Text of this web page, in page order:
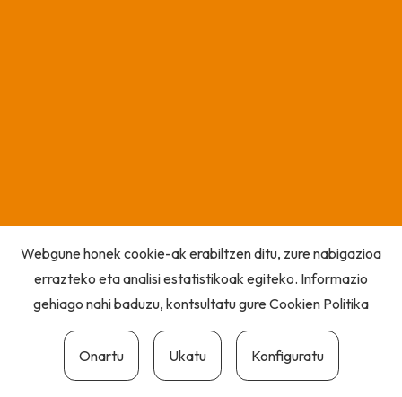
Webgune honek cookie-ak erabiltzen ditu, zure nabigazioa
errazteko eta analisi estatistikoak egiteko. Informazio
gehiago nahi baduzu, kontsultatu gureCookien Politika
Onartu Ukatu Konfiguratu